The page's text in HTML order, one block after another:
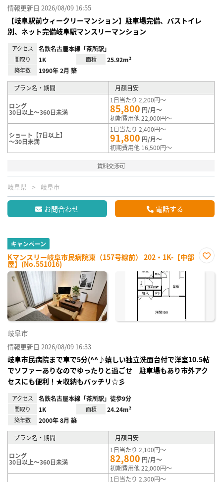
情報更新日 2026/08/09 16:55
【岐阜駅前ウィークリーマンション】駐車場完備、バストイレ
別、ネット完備岐阜駅マンスリーマンション
アクセス 名鉄名古屋本線「茶所駅」
間取り 1K 面積 25.92m²
築年数 1990年 2月 築
プラン名・期間 月額目安
ロング
30日以上～360日未満
1日当たり 2,200円～
85,800 円/月～
初期費用他 22,000円～
ショート【7日以上】
～30日未満
1日当たり 2,400円～
91,800 円/月～
初期費用他 16,500円～
賃料交渉可
岐阜県 岐阜市
お問合わせ 電話する
キャンペーン
Kマンスリー岐阜市民病院東（157号線前） 202・1K-【中部
屋】(No.551016)
に入
岐阜市
情報更新日 2026/08/09 16:33
岐阜市民病院まで車で5分(^^♪嬉しい独立洗面台付で洋室10.5帖
でソファーありなのでゆったりと過ごせ 駐車場もあり市外アク
セスにも便利！★収納もバッチリ☆彡
アクセス 名鉄名古屋本線「茶所駅」徒歩9分
間取り 1K 面積 24.24m²
築年数 2000年 8月 築
プラン名・期間 月額目安
ロング
30日以上～360日未満
1日当たり 2,100円～
82,800 円/月～
初期費用他 22,000円～
1日当たり 2,300円～